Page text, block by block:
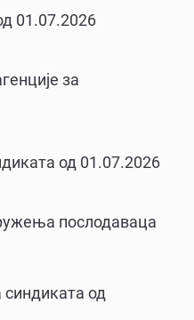
01.07.2026
за
од 01.07.2026
послодаваца
синдиката од